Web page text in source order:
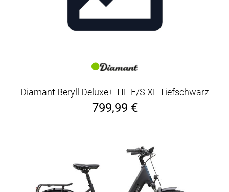
Diamant Beryll Deluxe+ TIE F/S XL Tiefschwarz
799,99 €